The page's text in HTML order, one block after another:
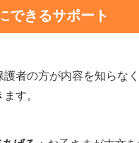
できるサポート
者の方が内容を知らな
す。